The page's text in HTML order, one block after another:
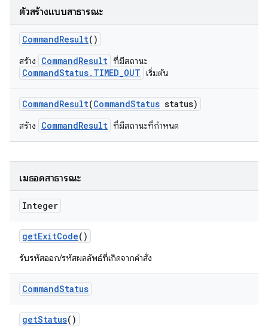
ตัวสร้างแบบสาธารณะ
CommandResult()
สร้าง CommandResult ที่มีสถานะ
CommandStatus.TIMED_OUT เริ่มต้น
CommandResult(CommandStatus status)
สร้าง CommandResult ที่มีสถานะที่กำหนด
เมธอดสาธารณะ
Integer
getExitCode()
รับรหัสออก/รหัสผลลัพธ์ที่เกิดจากคำสั่ง
CommandStatus
getStatus()